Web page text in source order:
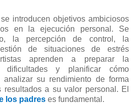
introducen objetivos ambiciosos
en la ejecución personal. Se
la percepción de control, la
de situaciones de estrés
aprenden a preparar la
dificultades y planificar cómo
analizar su rendimiento de forma
a su valor personal. El
los padres es fundamental.